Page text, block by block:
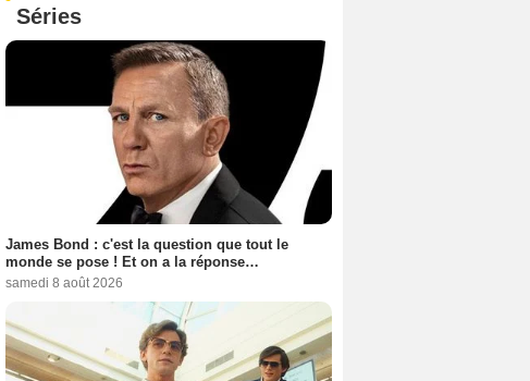
Séries
James Bond : c'est la question que tout le
monde se pose ! Et on a la réponse…
samedi 8 août 2026